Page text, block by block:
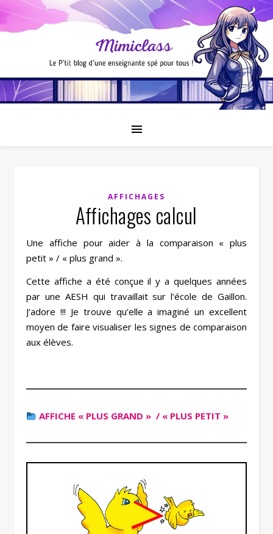
AFFICHAGES
Affichages calcul
Une affiche pour aider à la comparaison « plus
petit » / « plus grand ».
Cette affiche a été conçue il y a quelques années
par une AESH qui travaillait sur l’école de Gaillon.
J’adore !!! Je trouve qu’elle a imaginé un excellent
moyen de faire visualiser les signes de comparaison
aux élèves.
AFFICHE « PLUS GRAND » / « PLUS PETIT »